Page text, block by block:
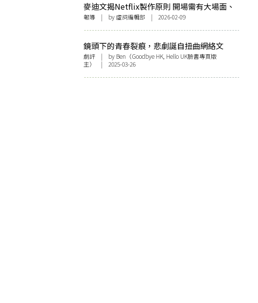
麥迪文揭Netflix製作原則 開場需有大場面、
對白重提劇情要點 應對觀眾注意力下降
報導 | by 虛詞編輯部 | 2026-02-09
鏡頭下的青春裂痕，悲劇誕自扭曲網絡文
化：評Netflix現象級新劇《混沌少年時》
劇評 | by Ben（Goodbye HK, Hello UK臉書專頁版
主） | 2025-03-26